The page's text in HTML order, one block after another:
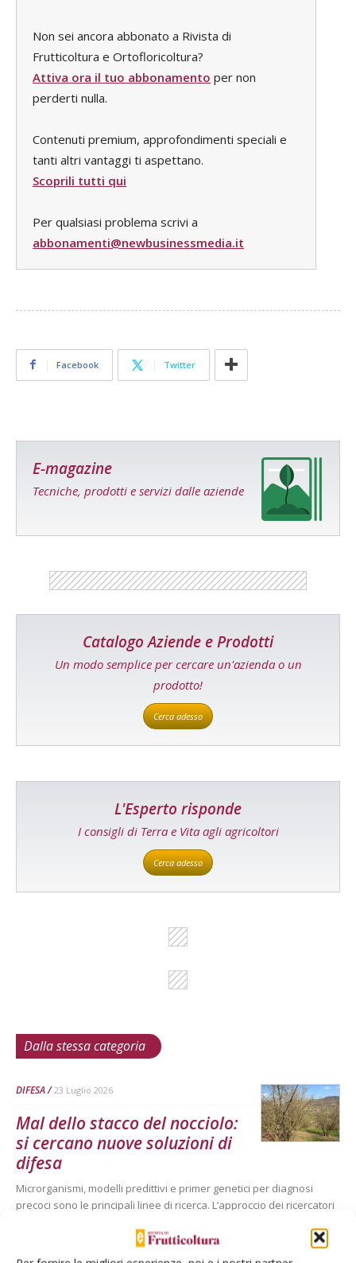
Non sei ancora abbonato a Rivista di
Frutticoltura e Ortofloricoltura?
Attiva ora il tuo abbonamento per non
perderti nulla.
Contenuti premium, approfondimenti speciali e
tanti altri vantaggi ti aspettano.
Scoprili tutti qui
Per qualsiasi problema scrivi a
abbonamenti@newbusinessmedia.it
Facebook Twitter
E-magazine
Tecniche, prodotti e servizi dalle aziende
Catalogo Aziende e Prodotti
Un modo semplice per cercare un'azienda o un
prodotto!
Cerca adesso
L'Esperto risponde
I consigli di Terra e Vita agli agricoltori
Cerca adesso
Dalla stessa categoria
DIFESA 23 Luglio 2026
Mal dello stacco del nocciolo:
si cercano nuove soluzioni di
difesa
Microrganismi, modelli predittivi e primer genetici per diagnosi
precoci sono le principali linee di ricerca. L’approccio dei ricercatori
fornire nuove armi di difesa contro una problematica divenuta
endemica nei corileti del Piemonte